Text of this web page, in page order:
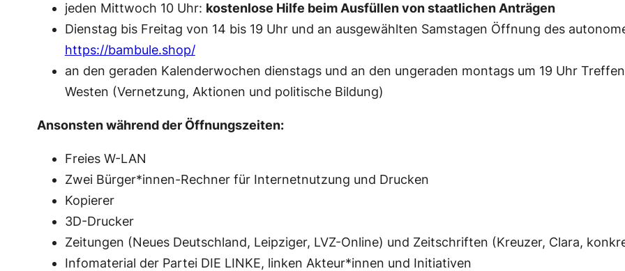
jeden Mittwoch 10 Uhr: kostenlose Hilfe beim Ausfüllen von staatlichen Anträgen
Dienstag bis Freitag von 14 bis 19 Uhr und an ausgewählten Samstagen Öffnung des
https://bambule.shop/
an den geraden Kalenderwochen dienstags und an den ungeraden montags um 19 Uhr
Westen (Vernetzung, Aktionen und politische Bildung)
Ansonsten während der Öffnungszeiten:
Freies W-LAN
Zwei Bürger*innen-Rechner für Internetnutzung und Drucken
Kopierer
3D-Drucker
Zeitungen (Neues Deutschland, Leipziger, LVZ-Online) und Zeitschriften (Kreuzer, Clara,
Infomaterial der Partei DIE LINKE, linken Akteur*innen und Initiativen